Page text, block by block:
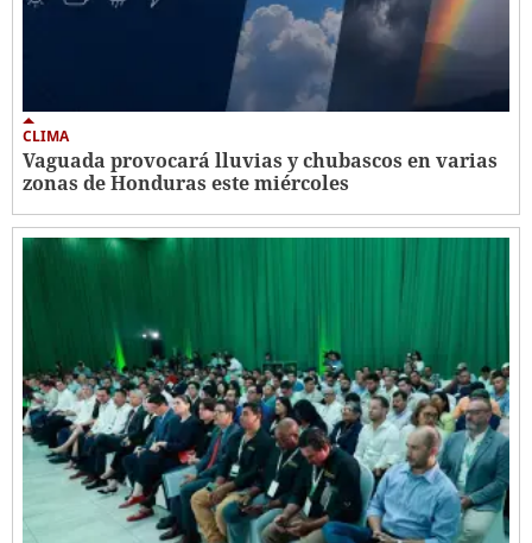
CLIMA
Vaguada provocará lluvias y chubascos en varias
zonas de Honduras este miércoles